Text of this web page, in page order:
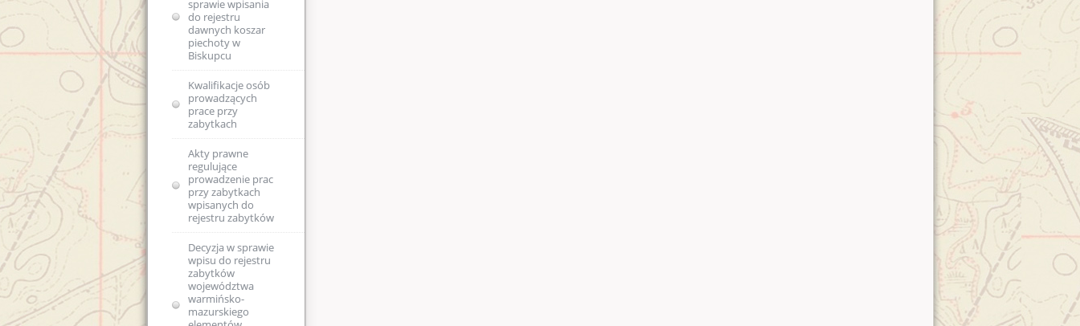
zm.)
sprawie wpisania
do rejestru
dawnych koszar
piechoty w
Biskupcu
Kwalifikacje osób
prowadzących
prace przy
zabytkach
Akty prawne
regulujące
prowadzenie prac
przy zabytkach
wpisanych do
rejestru zabytków
Decyzja w sprawie
wpisu do rejestru
zabytków
województwa
warmińsko-
mazurskiego